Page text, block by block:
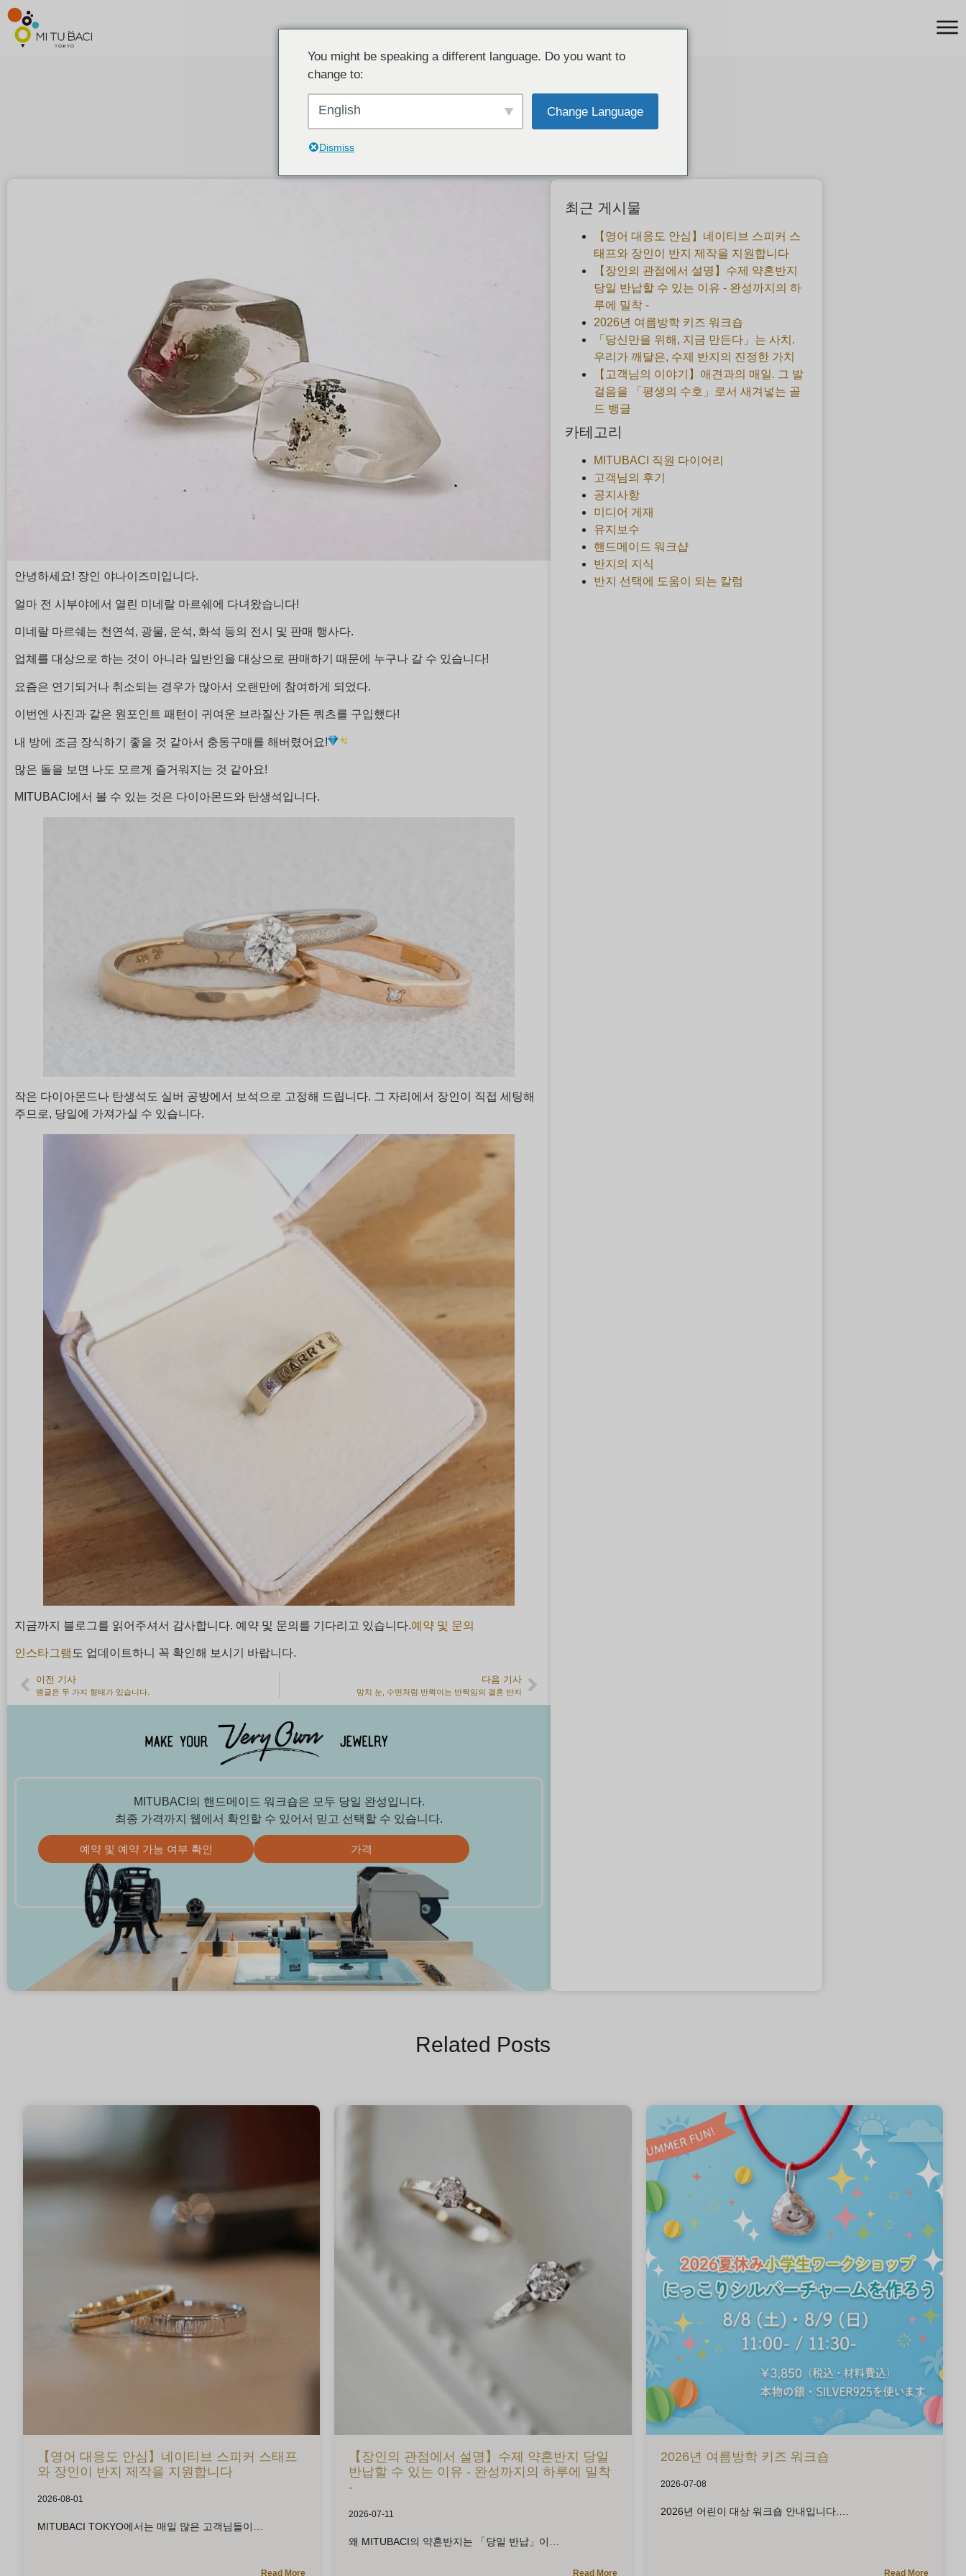
미네랄 마르쉐에서 쇼핑하기
안녕하세요! 장인 야나이즈미입니다.
얼마 전 시부야에서 열린 미네랄 마르쉐에 다녀왔습니다!
미네랄 마르쉐는 천연석, 광물, 운석, 화석 등의 전시 및 판매 행사다.
업체를 대상으로 하는 것이 아니라 일반인을 대상으로 판매하기 때문에 누구나 갈 수 있습니다!
요즘은 연기되거나 취소되는 경우가 많아서 오랜만에 참여하게 되었다.
이번엔 사진과 같은 원포인트 패턴이 귀여운 브라질산 가든 쿼츠를 구입했다!
내 방에 조금 장식하기 좋을 것 같아서 충동구매를 해버렸어요!
많은 돌을 보면 나도 모르게 즐거워지는 것 같아요!
MITUBACI에서 볼 수 있는 것은 다이아몬드와 탄생석입니다.
작은 다이아몬드나 탄생석도 실버 공방에서 보석으로 고정해 드립니다. 그 자리에서 장인이 직접 세팅해
주므로, 당일에 가져가실 수 있습니다.
지금까지 블로그를 읽어주셔서 감사합니다. 예약 및 문의를 기다리고 있습니다.예약 및 문의
인스타그램도 업데이트하니 꼭 확인해 보시기 바랍니다.
이전 기사
뱅글은 두 가지 형태가 있습니다.
다음 기사
망치 눈, 수면처럼 반짝이는 반짝임의 결혼 반지
MITUBACI의 핸드메이드 워크숍은 모두 당일 완성입니다.
최종 가격까지 웹에서 확인할 수 있어서 믿고 선택할 수 있습니다.
예약 및 예약 가능 여부 확인 가격
최근 게시물
【영어 대응도 안심】네이티브 스피커 스
태프와 장인이 반지 제작을 지원합니다
【장인의 관점에서 설명】수제 약혼반지
당일 반납할 수 있는 이유 - 완성까지의 하
루에 밀착 -
2026년 여름방학 키즈 워크숍
「당신만을 위해, 지금 만든다」는 사치.
우리가 깨달은, 수제 반지의 진정한 가치
【고객님의 이야기】애견과의 매일. 그 발
걸음을 「평생의 수호」로서 새겨넣는 골
드 뱅글
카테고리
MITUBACI 직원 다이어리
고객님의 후기
공지사항
미디어 게재
유지보수
핸드메이드 워크샵
반지의 지식
반지 선택에 도움이 되는 칼럼
Related Posts
【영어 대응도 안심】네이티브 스피커 스태프
와 장인이 반지 제작을 지원합니다
2026-08-01
MITUBACI TOKYO에서는 매일 많은 고객님들이
Read More
【장인의 관점에서 설명】수제 약혼반지 당일
반납할 수 있는 이유 - 완성까지의 하루에 밀착
-
2026-07-11
왜 MITUBACI의 약혼반지는 「당일 반납」이
Read More
2026년 여름방학 키즈 워크숍
2026-07-08
2026년 어린이 대상 워크숍 안내입니다.
Read More
You might be speaking a different language. Do you want to
change to:
English Change Language
Dismiss